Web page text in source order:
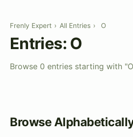
Frenly Expert › All Entries › O
Entries: O
Browse 0 entries starting with
Browse